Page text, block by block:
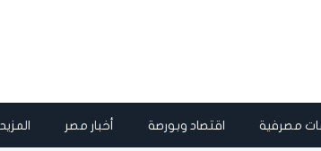
مصرفية اقتصاد وبورصة أخبار مصر المزيد